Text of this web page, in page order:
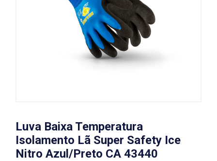
Luva Baixa Temperatura
Isolamento Lã Super Safety Ice
Nitro Azul/Preto CA 43440